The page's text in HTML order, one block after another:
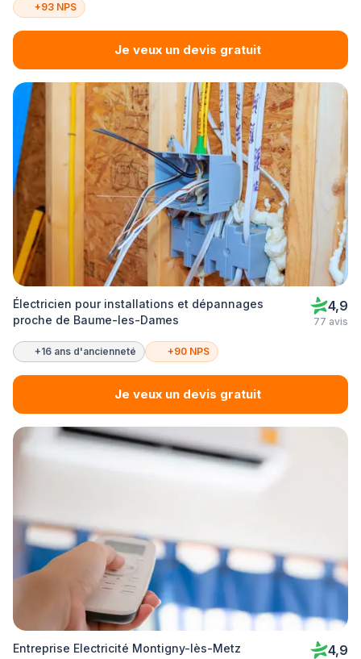
+93 NPS
Je veux un devis gratuit
Électricien pour installations et dépannages
proche de Baume-les-Dames
4,9
77 avis
+16 ans d'ancienneté +90 NPS
Je veux un devis gratuit
Entreprise Electricité Montigny-lès-Metz 4,9